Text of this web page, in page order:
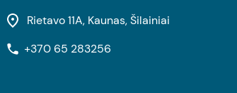
Rietavo 11A, Kaunas, Šilainiai
+370 65 283256